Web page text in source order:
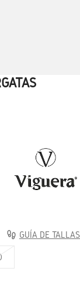
9
GUÍA DE TALLAS